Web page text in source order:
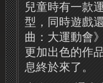
兒童時有一款
型，同時遊戲
曲：大運動會
更加出色的作
息終於來了。